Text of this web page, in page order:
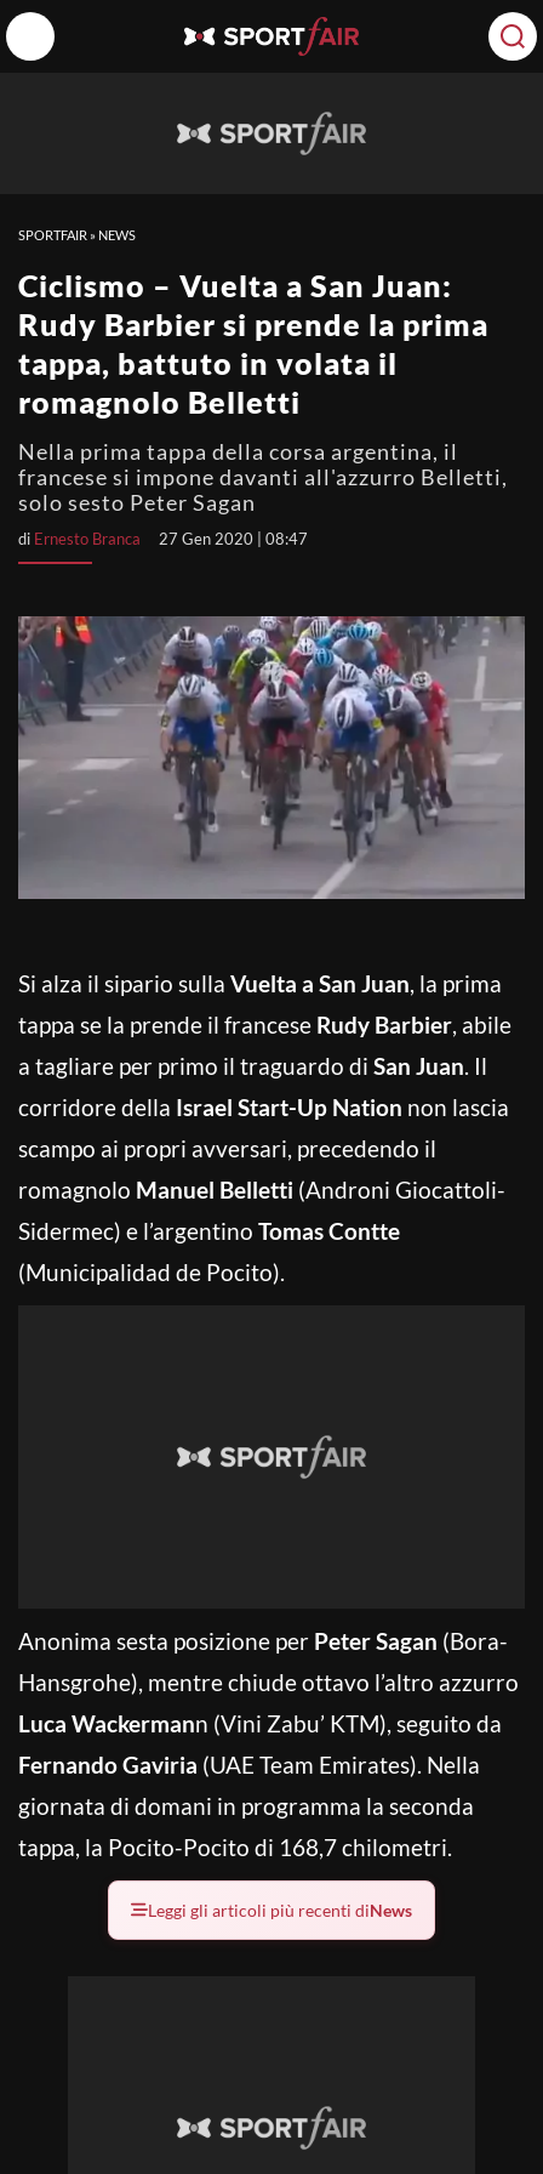
SPORTFAIR » NEWS
Ciclismo – Vuelta a San Juan:
Rudy Barbier si prende la prima
tappa, battuto in volata il
romagnolo Belletti
Nella prima tappa della corsa argentina, il
francese si impone davanti all'azzurro Belletti,
solo sesto Peter Sagan
di Ernesto Branca 27 Gen 2020 | 08:47
Si alza il sipario sulla Vuelta a San Juan, la prima
tappa se la prende il francese Rudy Barbier, abile
a tagliare per primo il traguardo di San Juan. Il
corridore della Israel Start-Up Nation non lascia
scampo ai propri avversari, precedendo il
romagnolo Manuel Belletti (Androni Giocattoli-
Sidermec) e l’argentino Tomas Contte
(Municipalidad de Pocito).
Anonima sesta posizione per Peter Sagan (Bora-
Hansgrohe), mentre chiude ottavo l’altro azzurro
Luca Wackermann (Vini Zabu’ KTM), seguito da
Fernando Gaviria (UAE Team Emirates). Nella
giornata di domani in programma la seconda
tappa, la Pocito-Pocito di 168,7 chilometri.
Leggi gli articoli più recenti diNews